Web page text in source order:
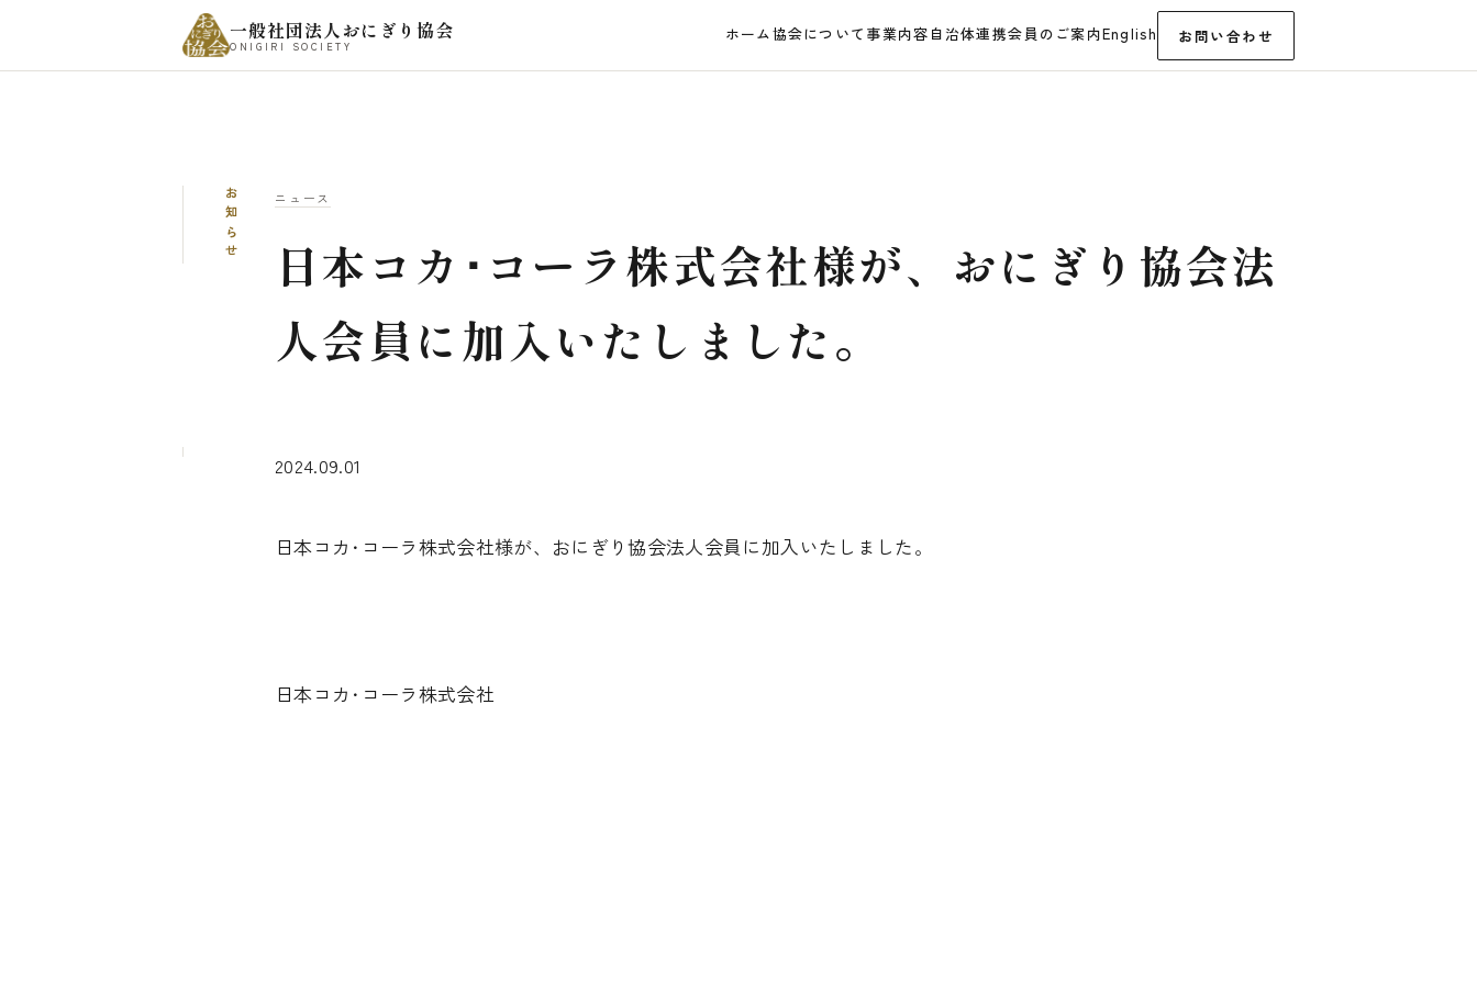
一般社団法人おにぎり協会
ONIGIRI SOCIETY
ホーム協会について 事業内容 自治体連携会員のご案内English お問い合わせ
お知らせ ニュース
日本コカ･コーラ株式会社様が、おにぎり協会法
人会員に加入いたしました。
2024.09.01
日本コカ･コーラ株式会社様が、おにぎり協会法人会員に加入いたしました。
日本コカ･コーラ株式会社